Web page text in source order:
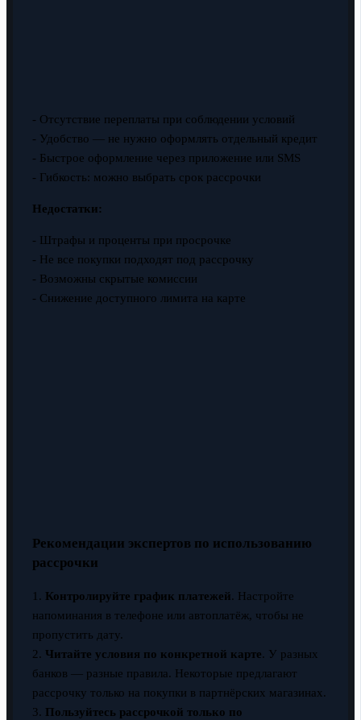
- Отсутствие переплаты при соблюдении условий
- Удобство — не нужно оформлять отдельный кредит
- Быстрое оформление через приложение или SMS
- Гибкость: можно выбрать срок рассрочки
Недостатки:
- Штрафы и проценты при просрочке
- Не все покупки подходят под рассрочку
- Возможны скрытые комиссии
- Снижение доступного лимита на карте
Рекомендации экспертов по использованию
рассрочки
1. Контролируйте график платежей. Настройте
напоминания в телефоне или автоплатёж, чтобы не
пропустить дату.
2. Читайте условия по конкретной карте. У разных
банков — разные правила. Некоторые предлагают
рассрочку только на покупки в партнёрских магазинах.
3. Пользуйтесь рассрочкой только по